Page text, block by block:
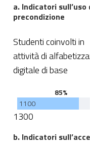
a. Indicatori
precondizione
Studenti coinvolti in
attività di
digitale di base
85%
1100
1300
b. Indicatori